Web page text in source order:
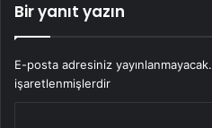
Bir yanıt yazın
E-posta adresiniz yayınlanmayacak.
işaretlenmişlerdir